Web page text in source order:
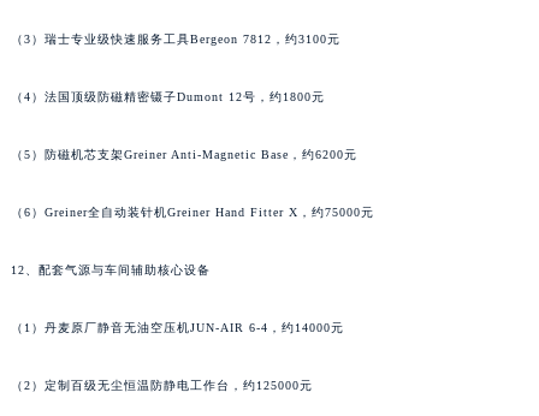
（3）瑞士专业级快速服务工具Bergeon 7812，约3100元
（4）法国顶级防磁精密镊子Dumont 12号，约1800元
（5）防磁机芯支架Greiner Anti-Magnetic Base，约6200元
（6）Greiner全自动装针机Greiner Hand Fitter X，约75000元
12、配套气源与车间辅助核心设备
（1）丹麦原厂静音无油空压机JUN-AIR 6-4，约14000元
（2）定制百级无尘恒温防静电工作台，约125000元